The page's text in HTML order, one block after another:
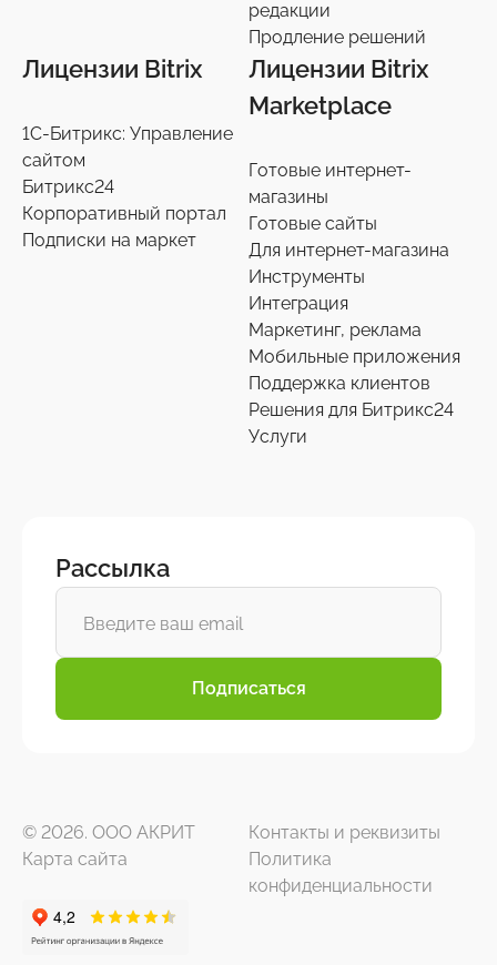
редакции
Продление решений
Лицензии Bitrix
1С-Битрикс: Управление
сайтом
Битрикс24
Корпоративный портал
Подписки на маркет
Лицензии Bitrix
Marketplace
Готовые интернет-
магазины
Готовые сайты
Для интернет-магазина
Инструменты
Интеграция
Маркетинг, реклама
Мобильные приложения
Поддержка клиентов
Решения для Битрикс24
Услуги
Рассылка
Подписаться
© 2026. ООО АКРИТ
Контакты и реквизиты
Карта сайта
Политика
конфиденциальности